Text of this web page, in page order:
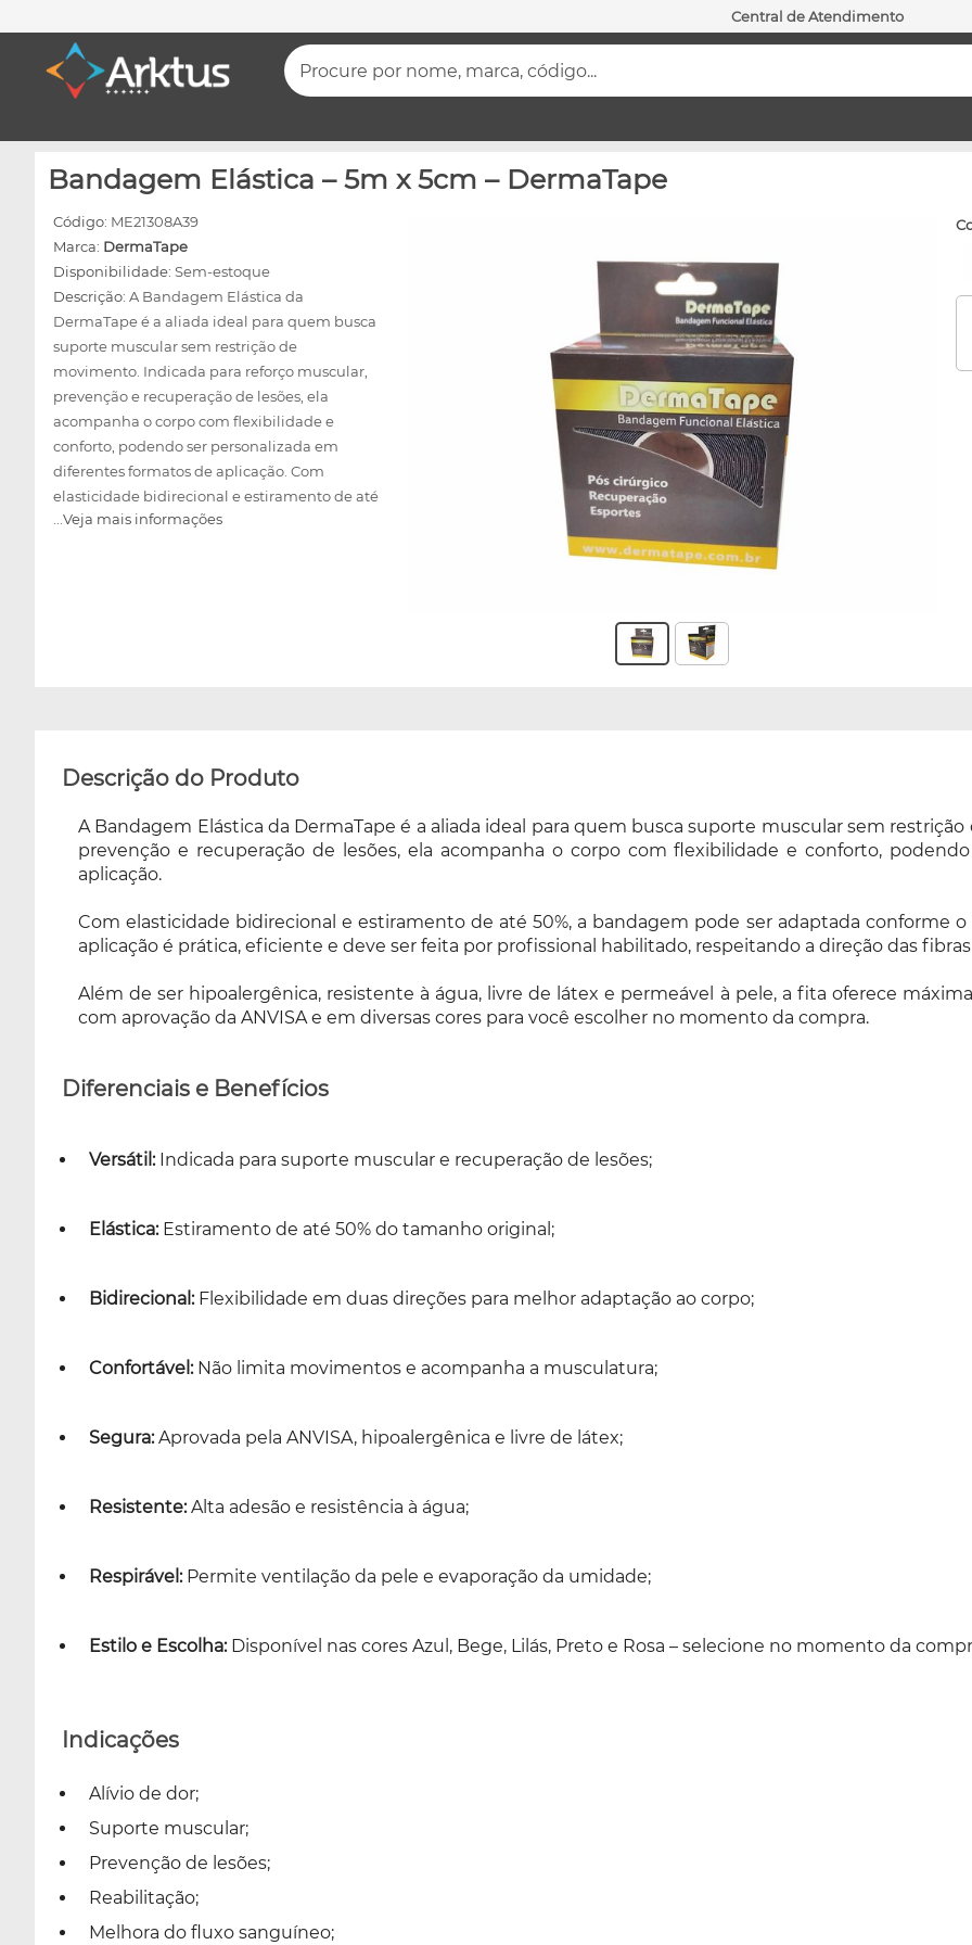
Central de Atendimento
Procure por nome, marca, código...
Bandagem Elástica – 5m x 5cm – DermaTape
Código: ME21308A39
Marca: DermaTape
Disponibilidade: Sem-estoque
Descrição: A Bandagem Elástica da
DermaTape é a aliada ideal para quem busca
suporte muscular sem restrição de
movimento. Indicada para reforço muscular,
prevenção e recuperação de lesões, ela
acompanha o corpo com flexibilidade e
conforto, podendo ser personalizada em
diferentes formatos de aplicação. Com
elasticidade bidirecional e estiramento de até
50%, a bandagem pode ser adaptada
da compra.
...Veja mais informações
Descrição do Produto
A Bandagem Elástica da DermaTape é a aliada ideal para quem busca suporte muscular sem
prevenção e recuperação de lesões, ela acompanha o corpo com flexibilidade e conforto,
aplicação.
Com elasticidade bidirecional e estiramento de até 50%, a bandagem pode ser adaptada conforme
aplicação é prática, eficiente e deve ser feita por profissional habilitado, respeitando a direção das
Além de ser hipoalergênica, resistente à água, livre de látex e permeável à pele, a fita oferece
com aprovação da ANVISA e em diversas cores para você escolher no momento da compra.
Diferenciais e Benefícios
Versátil:Indicada para suporte muscular e recuperação de lesões;
Elástica:Estiramento de até 50% do tamanho original;
Bidirecional:Flexibilidade em duas direções para melhor adaptação ao corpo;
Confortável:Não limita movimentos e acompanha a musculatura;
Segura:Aprovada pela ANVISA, hipoalergênica e livre de látex;
Resistente:Alta adesão e resistência à água;
Respirável:Permite ventilação da pele e evaporação da umidade;
Estilo e Escolha:Disponível nas cores Azul, Bege, Lilás, Preto e Rosa – selecione no momento da
Indicações
Alívio de dor;
Suporte muscular;
Prevenção de lesões;
Reabilitação;
Melhora do fluxo sanguíneo;